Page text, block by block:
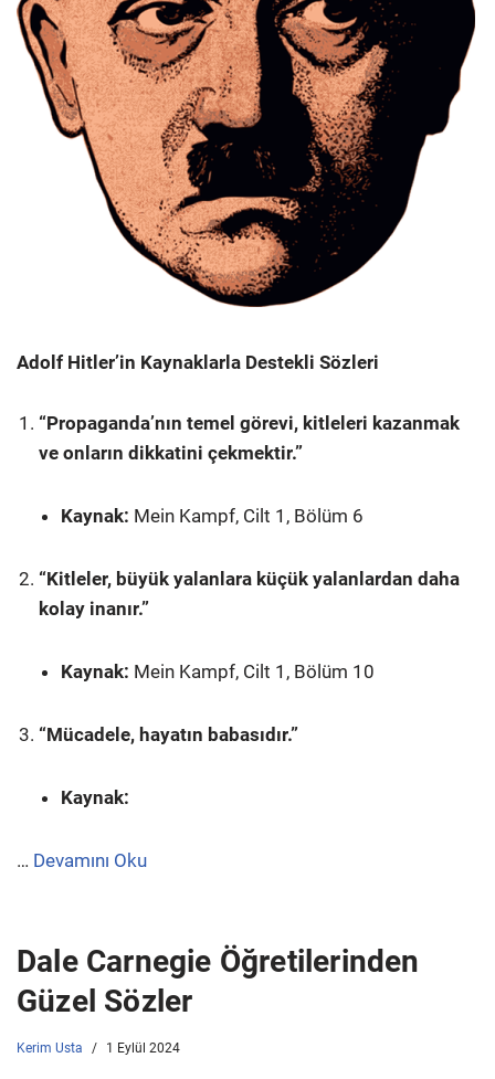
Adolf Hitler’in Kaynaklarla Destekli Sözleri
“Propaganda’nın temel görevi, kitleleri kazanmak
ve onların dikkatini çekmektir.”
Kaynak: Mein Kampf, Cilt 1, Bölüm 6
“Kitleler, büyük yalanlara küçük yalanlardan daha
kolay inanır.”
Kaynak: Mein Kampf, Cilt 1, Bölüm 10
“Mücadele, hayatın babasıdır.”
Kaynak:
… Devamını Oku
Dale Carnegie Öğretilerinden
Güzel Sözler
Kerim Usta 1 Eylül 2024